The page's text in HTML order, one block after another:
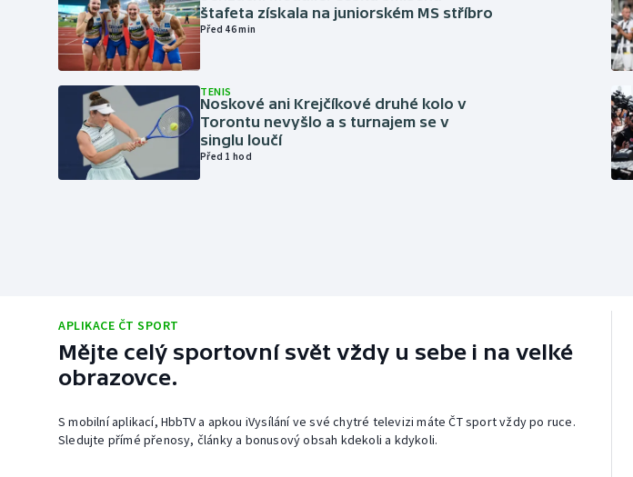
štafeta získala na juniorském MS stříbro
Před 46 min
TENIS
Noskové ani Krejčíkové druhé kolo v
Torontu nevyšlo a s turnajem se v
singlu loučí
Před 1 hod
APLIKACE ČT SPORT
Mějte celý sportovní svět vždy u sebe i na velké
obrazovce.
S mobilní aplikací, HbbTV a apkou iVysílání ve své chytré televizi máte ČT sport vždy po ruce.
Sledujte přímé přenosy, články a bonusový obsah kdekoli a kdykoli.